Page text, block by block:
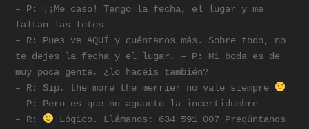
– P: ¡¡Me caso! Tengo la fecha, el lugar y me
faltan las fotos
– R: Pues ve AQUÍ y cuéntanos más. Sobre todo, no
te dejes la fecha y el lugar. – P: Mi boda es de
muy poca gente, ¿lo hacéis también?
– R: Sip, the more the merrier no vale siempre
– P: Pero es que no aguanto la incertidumbre
– R:
Lógico. Llámanos: 634 591 007 Pregúntanos